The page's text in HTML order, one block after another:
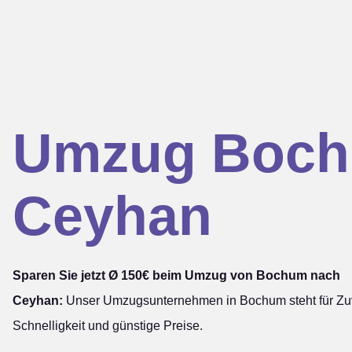
Umzug
Ceyhan
Sparen Sie jetzt Ø 150€ beim Umzug von Bochum nach
Ceyhan: Unser Umzugsunternehmen in Bochum steht für
Schnelligkeit und günstige Preise.